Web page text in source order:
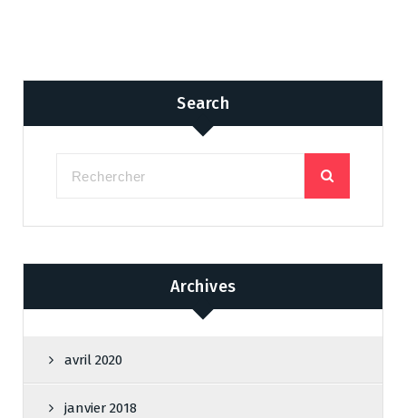
Search
Archives
avril 2020
janvier 2018